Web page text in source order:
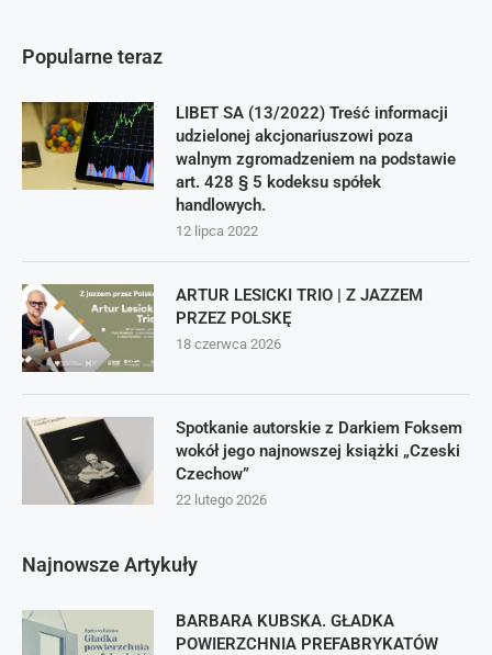
Popularne teraz
LIBET SA (13/2022) Treść informacji
udzielonej akcjonariuszowi poza
walnym zgromadzeniem na podstawie
art. 428 § 5 kodeksu spółek
handlowych.
12 lipca 2022
ARTUR LESICKI TRIO | Z JAZZEM
PRZEZ POLSKĘ
18 czerwca 2026
Spotkanie autorskie z Darkiem Foksem
wokół jego najnowszej książki „Czeski
Czechow”
22 lutego 2026
Najnowsze Artykuły
BARBARA KUBSKA. GŁADKA
POWIERZCHNIA PREFABRYKATÓW